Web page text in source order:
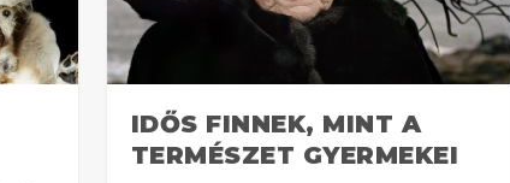
IDŐS FINNEK, MINT A
TERMÉSZET GYERMEKEI